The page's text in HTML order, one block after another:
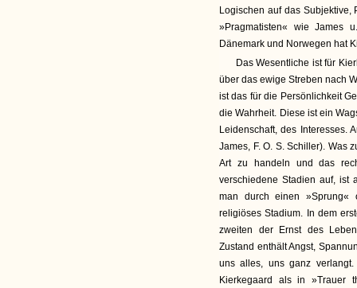
Logischen auf das Subjektive,
»Pragmatisten« wie James
Dänemark und Norwegen hat
Das Wesentliche ist für
über das ewige Streben nach
ist das für die Persönlichkeit
die Wahrheit. Diese ist ein
Leidenschaft, des Interesses.
James, F. O. S. Schiller). Was
Art zu handeln und das
verschiedene Stadien auf, ist
man durch einen »Sprung«
religiöses Stadium. In dem
zweiten der Ernst des
Zustand enthält Angst,
uns alles, uns ganz
Kierkegaard als in »Trauer